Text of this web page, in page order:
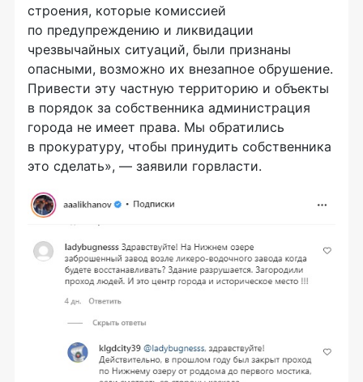
строения, которые комиссией
по предупреждению и ликвидации
чрезвычайных ситуаций, были признаны
опасными, возможно их внезапное обрушение.
Привести эту частную территорию и объекты
в порядок за собственника администрация
города не имеет права. Мы обратились
в прокуратуру, чтобы принудить собственника
это сделать», — заявили горвласти.